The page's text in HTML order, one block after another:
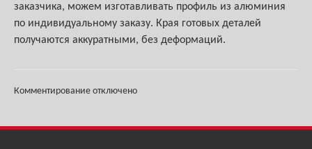
заказчика, можем изготавливать профиль из алюминия
по индивидуальному заказу. Края готовых деталей
получаются аккуратными, без деформаций.
Комментирование отключено